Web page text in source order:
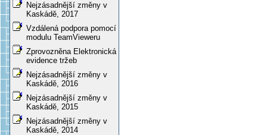
Nejzásadnější změny v
Kaskádě, 2017
Vzdálená podpora pomocí
modulu TeamVieweru
Zprovozněna Elektronická
evidence tržeb
Nejzásadnější změny v
Kaskádě, 2016
Nejzásadnější změny v
Kaskádě, 2015
Nejzásadnější změny v
Kaskádě, 2014